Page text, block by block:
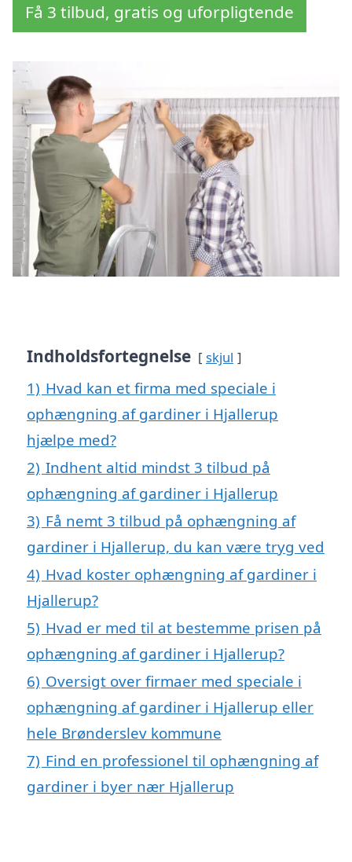
Få 3 tilbud, gratis og uforpligtende
Indholdsfortegnelse skjul
1) Hvad kan et firma med speciale i
ophængning af gardiner i Hjallerup
hjælpe med?
2) Indhent altid mindst 3 tilbud på
ophængning af gardiner i Hjallerup
3) Få nemt 3 tilbud på ophængning af
gardiner i Hjallerup, du kan være tryg ved
4) Hvad koster ophængning af gardiner i
Hjallerup?
5) Hvad er med til at bestemme prisen på
ophængning af gardiner i Hjallerup?
6) Oversigt over firmaer med speciale i
ophængning af gardiner i Hjallerup eller
hele Brønderslev kommune
7) Find en professionel til ophængning af
gardiner i byer nær Hjallerup